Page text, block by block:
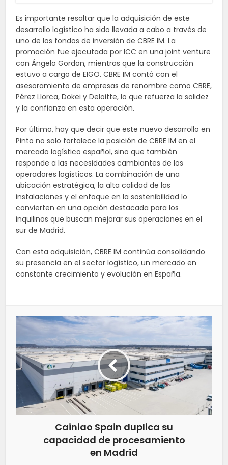
Es importante resaltar que la adquisición de este
desarrollo logístico ha sido llevada a cabo a través de
uno de los fondos de inversión de CBRE IM. La
promoción fue ejecutada por ICC en una joint venture
con Ángelo Gordon, mientras que la construcción
estuvo a cargo de EIGO. CBRE IM contó con el
asesoramiento de empresas de renombre como CBRE,
Pérez Llorca, Dokei y Deloitte, lo que refuerza la solidez
y la confianza en esta operación.
Por último, hay que decir que este nuevo desarrollo en
Pinto no solo fortalece la posición de CBRE IM en el
mercado logístico español, sino que también
responde a las necesidades cambiantes de los
operadores logísticos. La combinación de una
ubicación estratégica, la alta calidad de las
instalaciones y el enfoque en la sostenibilidad lo
convierten en una opción destacada para los
inquilinos que buscan mejorar sus operaciones en el
sur de Madrid.
Con esta adquisición, CBRE IM continúa consolidando
su presencia en el sector logístico, un mercado en
constante crecimiento y evolución en España.
Cainiao Spain duplica su
capacidad de procesamiento
en Madrid